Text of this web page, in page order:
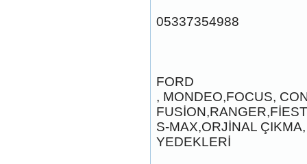
05337354988
FORD
, MONDEO,FOCUS,
S-MAX,ORJİNAL
YEDEKLERİ